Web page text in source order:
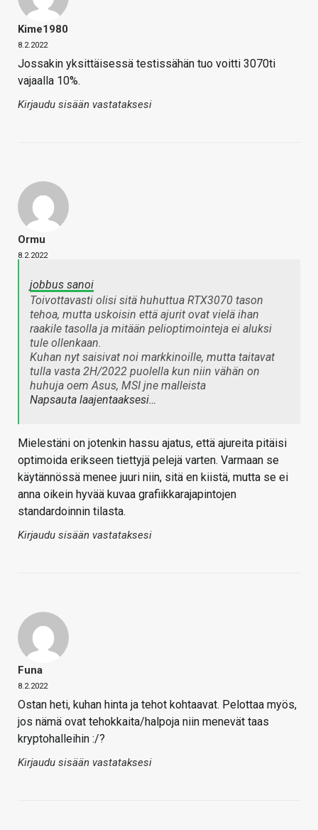
Kime1980
8.2.2022
Jossakin yksittäisessä testissähän tuo voitti 3070ti
vajaalla 10%.
Kirjaudu sisään vastataksesi
Ormu
8.2.2022
jobbus sanoi
Toivottavasti olisi sitä huhuttua RTX3070 tason
tehoa, mutta uskoisin että ajurit ovat vielä ihan
raakile tasolla ja mitään pelioptimointeja ei aluksi
tule ollenkaan.
Kuhan nyt saisivat noi markkinoille, mutta taitavat
tulla vasta 2H/2022 puolella kun niin vähän on
huhuja oem Asus, MSI jne malleista
Napsauta laajentaaksesi…
Mielestäni on jotenkin hassu ajatus, että ajureita pitäisi
optimoida erikseen tiettyjä pelejä varten. Varmaan se
käytännössä menee juuri niin, sitä en kiistä, mutta se ei
anna oikein hyvää kuvaa grafiikkarajapintojen
standardoinnin tilasta.
Kirjaudu sisään vastataksesi
Funa
8.2.2022
Ostan heti, kuhan hinta ja tehot kohtaavat. Pelottaa myös,
jos nämä ovat tehokkaita/halpoja niin menevät taas
kryptohalleihin :/?
Kirjaudu sisään vastataksesi